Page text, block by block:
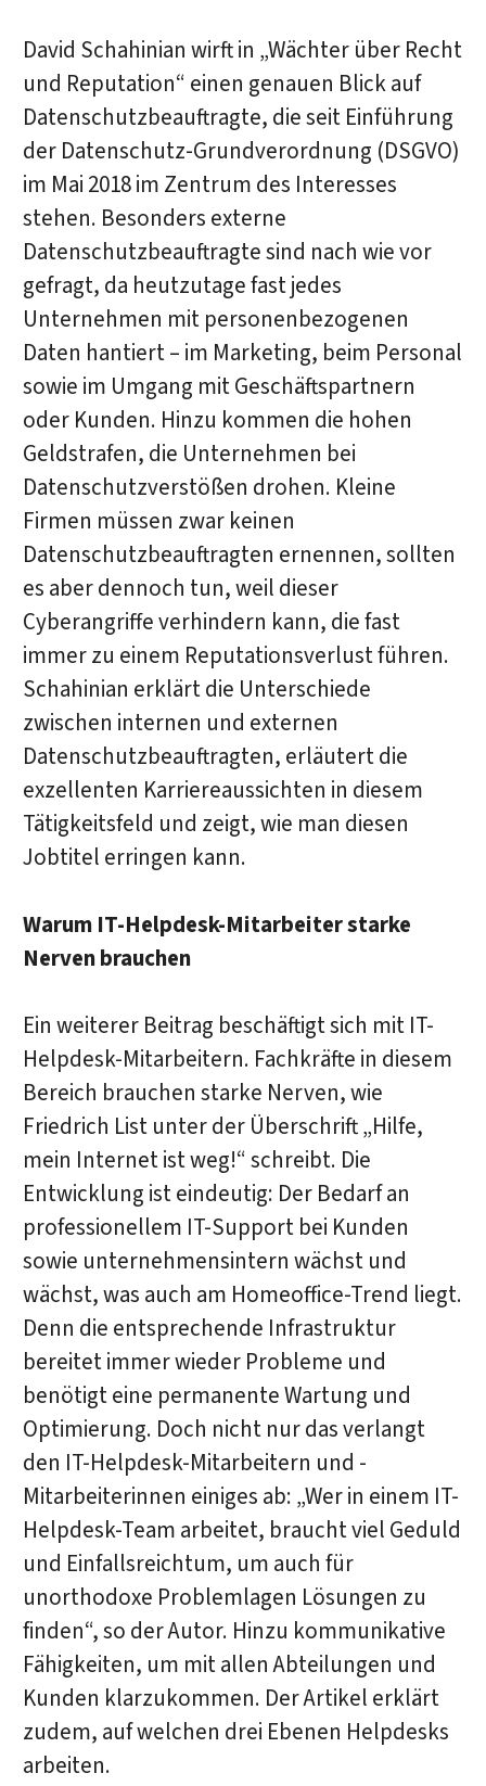
David Schahinian wirft in „Wächter über Recht
und Reputation“ einen genauen Blick auf
Datenschutzbeauftragte, die seit Einführung
der Datenschutz-Grundverordnung (DSGVO)
im Mai 2018 im Zentrum des Interesses
stehen. Besonders externe
Datenschutzbeauftragte sind nach wie vor
gefragt, da heutzutage fast jedes
Unternehmen mit personenbezogenen
Daten hantiert – im Marketing, beim Personal
sowie im Umgang mit Geschäftspartnern
oder Kunden. Hinzu kommen die hohen
Geldstrafen, die Unternehmen bei
Datenschutzverstößen drohen. Kleine
Firmen müssen zwar keinen
Datenschutzbeauftragten ernennen, sollten
es aber dennoch tun, weil dieser
Cyberangriffe verhindern kann, die fast
immer zu einem Reputationsverlust führen.
Schahinian erklärt die Unterschiede
zwischen internen und externen
Datenschutzbeauftragten, erläutert die
exzellenten Karriereaussichten in diesem
Tätigkeitsfeld und zeigt, wie man diesen
Jobtitel erringen kann.
Warum IT-Helpdesk-Mitarbeiter starke
Nerven brauchen
Ein weiterer Beitrag beschäftigt sich mit IT-
Helpdesk-Mitarbeitern. Fachkräfte in diesem
Bereich brauchen starke Nerven, wie
Friedrich List unter der Überschrift „Hilfe,
mein Internet ist weg!“ schreibt. Die
Entwicklung ist eindeutig: Der Bedarf an
professionellem IT-Support bei Kunden
sowie unternehmensintern wächst und
wächst, was auch am Homeoffice-Trend liegt.
Denn die entsprechende Infrastruktur
bereitet immer wieder Probleme und
benötigt eine permanente Wartung und
Optimierung. Doch nicht nur das verlangt
den IT-Helpdesk-Mitarbeitern und -
Mitarbeiterinnen einiges ab: „Wer in einem IT-
Helpdesk-Team arbeitet, braucht viel Geduld
und Einfallsreichtum, um auch für
unorthodoxe Problemlagen Lösungen zu
finden“, so der Autor. Hinzu kommunikative
Fähigkeiten, um mit allen Abteilungen und
Kunden klarzukommen. Der Artikel erklärt
zudem, auf welchen drei Ebenen Helpdesks
arbeiten.